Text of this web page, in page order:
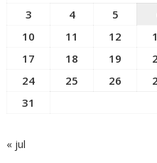
3
4 5
10
11 12
17
18 19
24
25 26
31
« jul